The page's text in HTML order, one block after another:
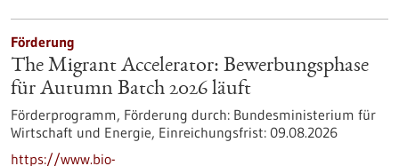
Förderung
The Migrant Accelerator: Bewerbungsphase
für Autumn Batch 2026 läuft
Förderprogramm, Förderung durch: Bundesministerium für
Wirtschaft und Energie, Einreichungsfrist: 09.08.2026
https://www.bio-